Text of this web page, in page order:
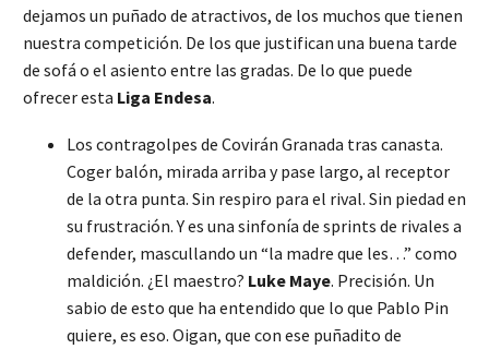
dejamos un puñado de atractivos, de los muchos que tienen
nuestra competición. De los que justifican una buena tarde
de sofá o el asiento entre las gradas. De lo que puede
ofrecer esta Liga Endesa.
Los contragolpes de Covirán Granada tras canasta.
Coger balón, mirada arriba y pase largo, al receptor
de la otra punta. Sin respiro para el rival. Sin piedad en
su frustración. Y es una sinfonía de sprints de rivales a
defender, mascullando un “la madre que les…” como
maldición. ¿El maestro? Luke Maye. Precisión. Un
sabio de esto que ha entendido que lo que Pablo Pin
quiere, es eso. Oigan, que con ese puñadito de